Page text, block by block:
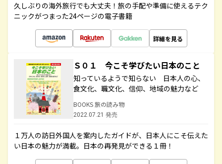
久しぶりの海外旅行でも大丈夫！旅の手配や準備に使えるテク
ニックがつまった24ページの電子書籍
詳細を見る
Ｓ０１ 今こそ学びたい日本のこと
知っているようで知らない 日本人の心、
食文化、職文化、信仰、地域の魅力など
BOOKS 旅の読み物
2022.07.21 発売
１万人の訪日外国人を案内したガイドが、日本人にこそ伝えた
い日本の魅力が満載。日本の再発見ができる１冊！